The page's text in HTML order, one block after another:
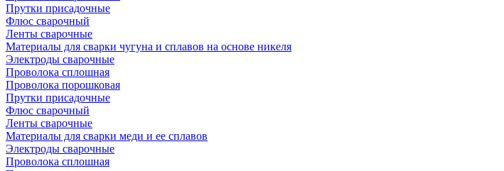
Прутки присадочные
Флюс сварочный
Ленты сварочные
Материалы для сварки чугуна и сплавов на основе никеля
Электроды сварочные
Проволока сплошная
Проволока порошковая
Прутки присадочные
Флюс сварочный
Ленты сварочные
Материалы для сварки меди и ее сплавов
Электроды сварочные
Проволока сплошная